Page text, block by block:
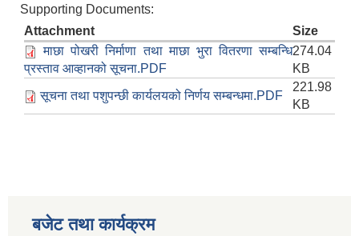
Supporting Documents:
Attachment
Size
माछा पोखरी निर्माणा तथा माछा भुरा वितरणा सम्बन्धि
प्रस्ताव आव्हानको सूचना.PDF
274.04
KB
सूचना तथा पशुपन्छी कार्यलयको निर्णय सम्बन्धमा.PDF
221.98
KB
बजेट तथा कार्यक्रम